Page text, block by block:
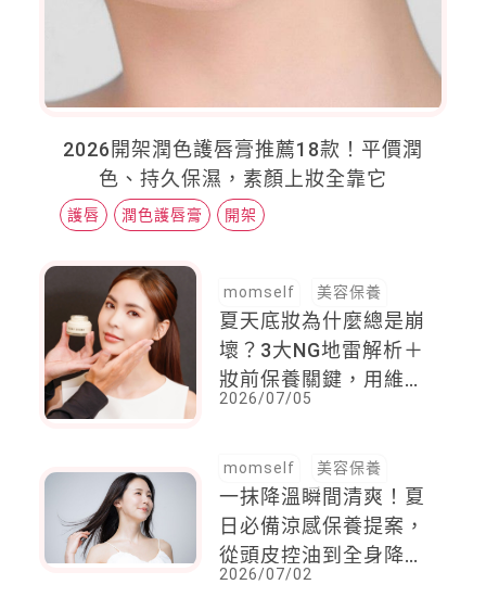
2026開架潤色護唇膏推薦18款！平價潤
色、持久保濕，素顏上妝全靠它
護唇 潤色護唇膏 開架
momself 美容保養
夏天底妝為什麼總是崩
壞？3大NG地雷解析＋
妝前保養關鍵，用維他
命超完美乳霜打造服貼
2026/07/05
momself 美容保養
一抹降溫瞬間清爽！夏
日必備涼感保養提案，
從頭皮控油到全身降溫
舒爽度夏
2026/07/02